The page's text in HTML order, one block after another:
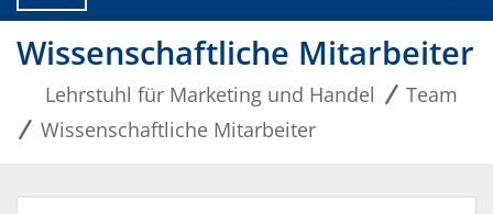
Wissenschaftliche Mitarbeiter
Lehrstuhl für Marketing und Handel
Team
Wissenschaftliche Mitarbeiter